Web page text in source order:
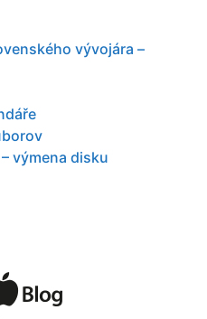
vývojára –
výmena disku